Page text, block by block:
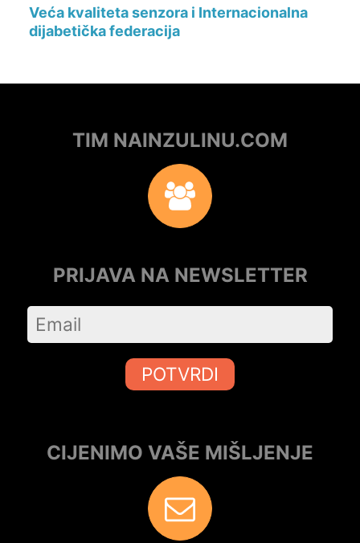
Veća kvaliteta senzora i Internacionalna
dijabetička federacija
TIM NAINZULINU.COM
PRIJAVA NA NEWSLETTER
POTVRDI
CIJENIMO VAŠE MIŠLJENJE